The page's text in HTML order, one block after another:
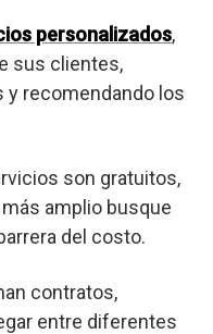
personalizados,
sus clientes,
y recomendando los
son gratuitos,
amplio busque
del costo.
contratos,
entre diferentes